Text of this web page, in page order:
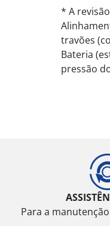
* A
travões
Bateria
pressão
Para a